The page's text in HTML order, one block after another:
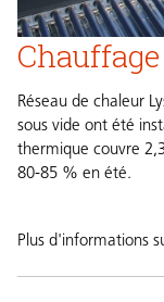
Réseau de chaleur
sous vide ont été
thermique couvre
80-85 % en été.
Plus d'informations